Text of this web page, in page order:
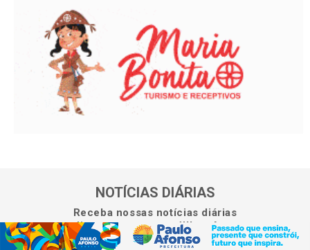
NOTÍCIAS DIÁRIAS
Receba nossas notícias diárias
diretamente no seu WhatsApp.